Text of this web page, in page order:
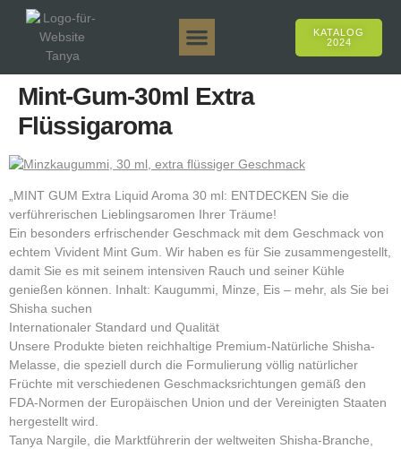
KATALOG
2024
Mint-Gum-30ml Extra
Flüssigaroma
„MINT GUM Extra Liquid Aroma 30 ml: ENTDECKEN Sie die
verführerischen Lieblingsaromen Ihrer Träume!
Ein besonders erfrischender Geschmack mit dem Geschmack von
echtem Vivident Mint Gum. Wir haben es für Sie zusammengestellt,
damit Sie es mit seinem intensiven Rauch und seiner Kühle
genießen können. Inhalt: Kaugummi, Minze, Eis – mehr, als Sie bei
Shisha suchen
Internationaler Standard und Qualität
Unsere Produkte bieten reichhaltige Premium-Natürliche Shisha-
Melasse, die speziell durch die Formulierung völlig natürlicher
Früchte mit verschiedenen Geschmacksrichtungen gemäß den
FDA-Normen der Europäischen Union und der Vereinigten Staaten
hergestellt wird.
Tanya Nargile, die Marktführerin der weltweiten Shisha-Branche,